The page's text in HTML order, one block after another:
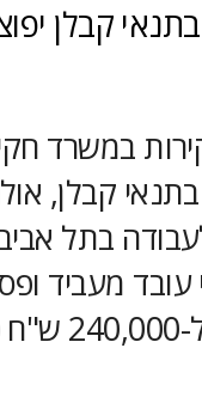
יפוצה
חקירות
אולם בית
אביב קבע כי
ופסק
לזכותו קרוב ל-240,000 ש"ח פיצויי